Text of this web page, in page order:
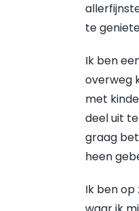
te
Ik ben
overweg
met
deel uit
graag
heen
Ik ben op